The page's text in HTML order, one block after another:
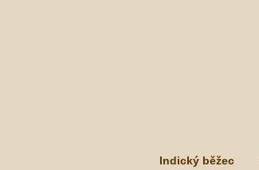
Indický běžec